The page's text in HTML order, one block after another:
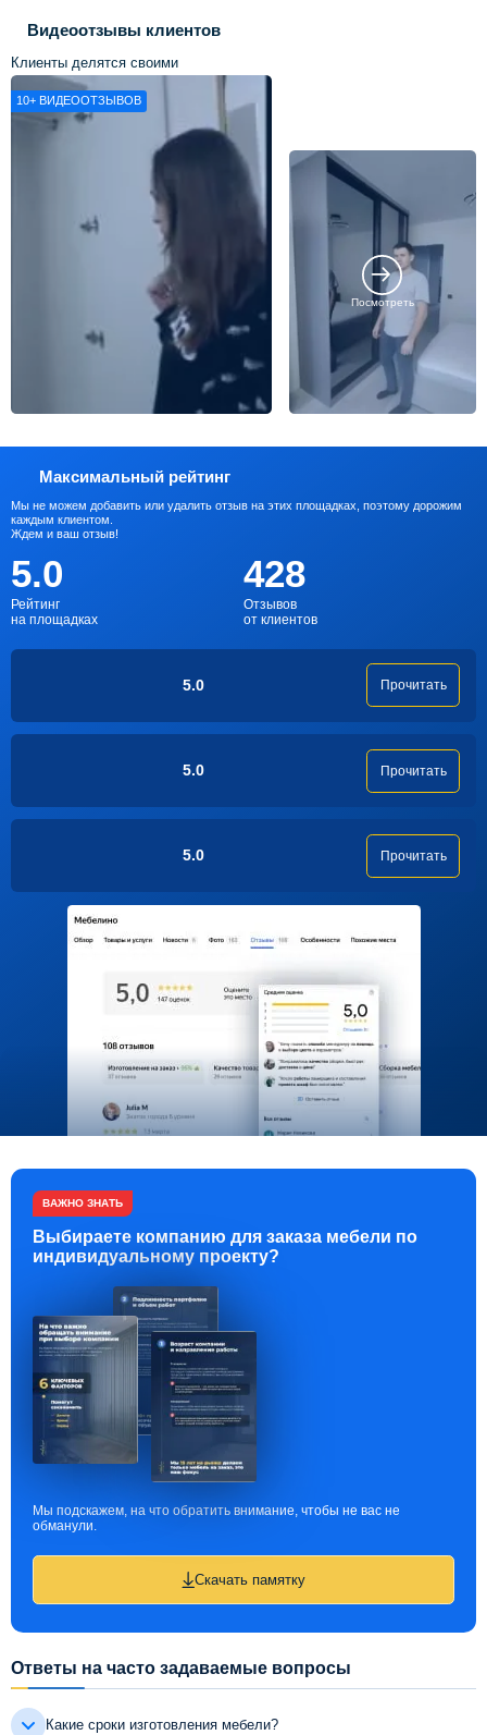
Видеоотзывы клиентов
Клиенты делятся своими
впечатлениями о нашей работе
10+ ВИДЕООТЗЫВОВ
Посмотреть
Максимальный рейтинг
Мы не можем добавить или удалить отзыв на этих площадках, поэтому дорожим
каждым клиентом.
Ждем и ваш отзыв!
5.0
Рейтинг
на площадках
428
Отзывов
от клиентов
5.0 Прочитать
5.0 Прочитать
5.0 Прочитать
ВАЖНО ЗНАТЬ
Выбираете компанию для заказа мебели по
индивидуальному проекту?
Мы подскажем, на что обратить внимание, чтобы не вас не
обманули.
Скачать памятку
Ответы на часто задаваемые вопросы
Какие сроки изготовления мебели?